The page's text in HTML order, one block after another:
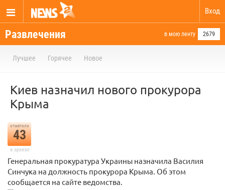
Вход
Развлечения в мою ленту 2679
Лучшее Горячее Новое
Киев назначил нового прокурора
Крыма
отметили
43
в архиве
Генеральная прокуратура Украины назначила Василия
Синчука на должность прокурора Крыма. Об этом
сообщается на сайте ведомства.